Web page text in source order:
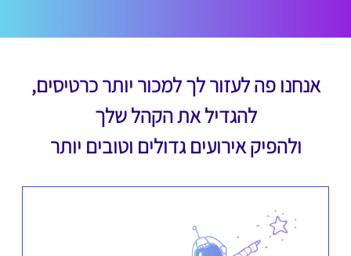
אנחנו פה לעזור לך למכור יותר כרטיסים,
להגדיל את הקהל שלך
ולהפיק אירועים גדולים וטובים יותר